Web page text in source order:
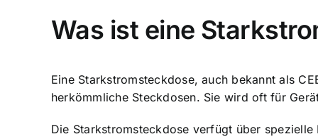
Was ist eine
Eine Starkstromsteckdose, auch bekannt als
herkömmliche Steckdosen. Sie wird oft für
Die Starkstromsteckdose verfügt über